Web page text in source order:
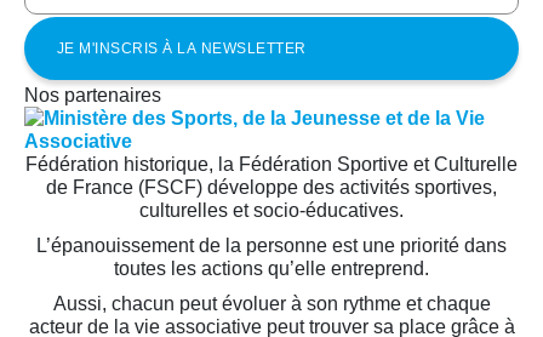
Nos partenaires
Fédération historique, la Fédération Sportive et Culturelle
de France (FSCF) développe des activités sportives,
culturelles et socio-éducatives.
L’épanouissement de la personne est une priorité dans
toutes les actions qu’elle entreprend.
Aussi, chacun peut évoluer à son rythme et chaque
acteur de la vie associative peut trouver sa place grâce à